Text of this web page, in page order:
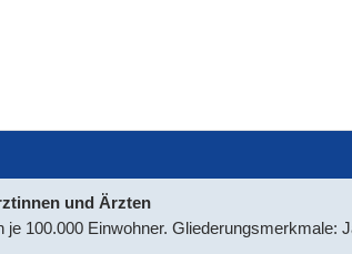
und Ärzten
100.000 Einwohner.